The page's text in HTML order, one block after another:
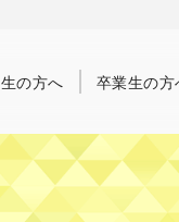
の方へ 卒業生の方